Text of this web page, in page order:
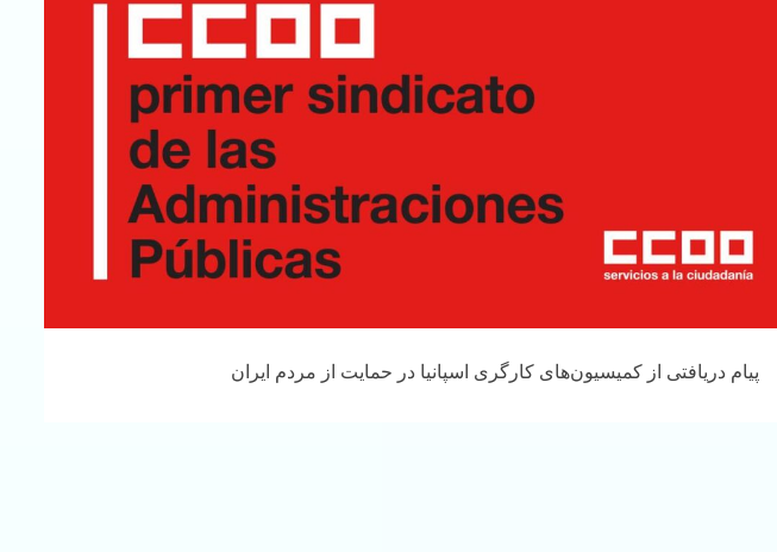
پیام دریافتی از کمیسیون‌های کارگری اسپانیا در حمایت از مردم ایران